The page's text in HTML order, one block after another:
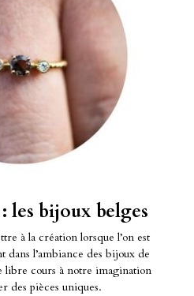
les bijoux belges
à la création lorsque l’on est
l’ambiance des bijoux de
libre cours à notre imagination
des pièces uniques.